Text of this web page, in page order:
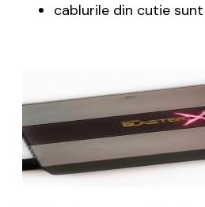
cablurile din cutie